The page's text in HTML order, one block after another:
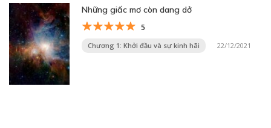
Những giấc mơ còn dang dở
5
Chương 1: Khởi đầu và sự kinh hãi 22/12/2021